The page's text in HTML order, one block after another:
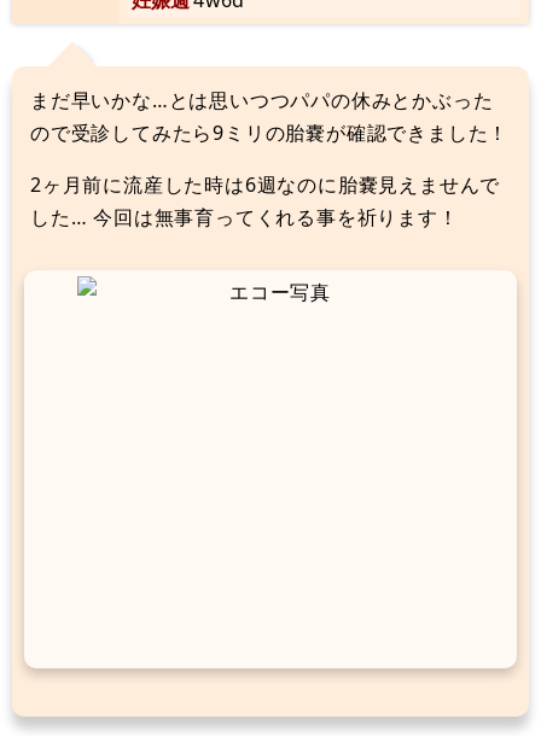
まだ早いかな…とは思いつつパパの休みとかぶった
ので受診してみたら9ミリの胎嚢が確認できました！
2ヶ月前に流産した時は6週なのに胎嚢見えませんで
した… 今回は無事育ってくれる事を祈ります！